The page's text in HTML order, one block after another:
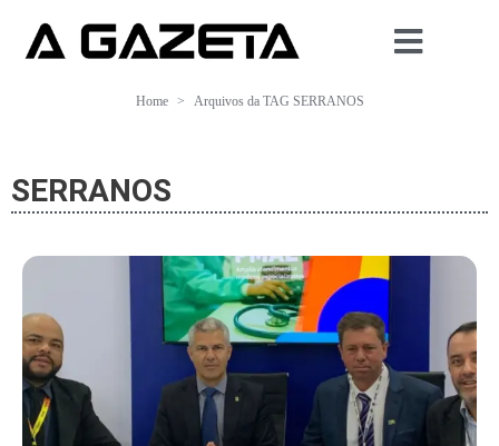
Home Arquivos da TAG SERRANOS
SERRANOS